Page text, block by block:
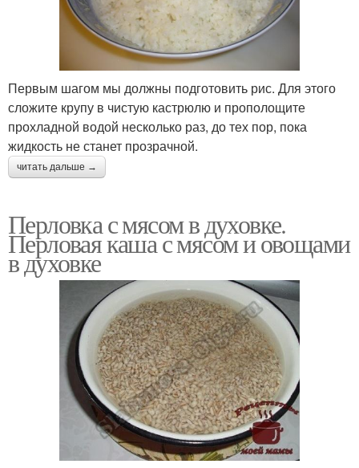
Первым шагом мы должны подготовить рис. Для этого
сложите крупу в чистую кастрюлю и прополощите
прохладной водой несколько раз, до тех пор, пока
жидкость не станет прозрачной.
читать дальше →
Перловка с мясом в духовке.
Перловая каша с мясом и овощами
в духовке